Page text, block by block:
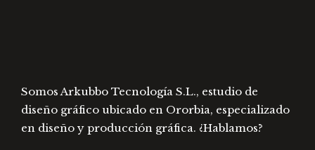
Somos Arkubbo Tecnología S.L., estudio de
diseño gráfico ubicado en Ororbia, especializado
en diseño y producción gráfica. ¿Hablamos?